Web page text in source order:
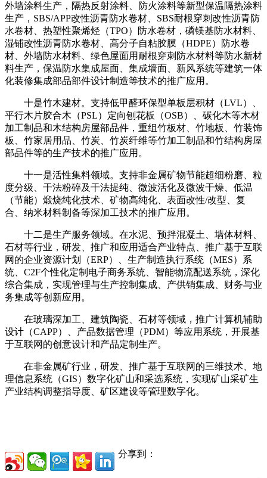
外墙涂料生产，隔热反射涂料、防火涂料等新型保温隔热涂料
生产，SBS/APP改性沥青防水卷材、SBS耐根穿刺改性沥青防
水卷材、热塑性聚烯烃（TPO）防水卷材，磷镁基防水材料、
湿铺改性沥青防水卷材、高分子自粘胶膜（HDPE）防水卷
材、外墙防水材料、绿色屋面用耐根穿刺防水材料等防水新材
料生产，保温防水集成屋面、集成墙面、新风系统等建筑一体
化装修集成部品部件设计制造等技术的推广应用。
十是竹木建材。支持低甲醛环保型单板层积材（LVL）、
平行木片胶合木（PSL）定向刨花板（OSB）、碳化木等木材
加工制品和木结构房屋部品件，重组竹板材、竹地板、竹装饰
板、竹家居用品、竹炭、竹炭纤维等竹加工制品和竹结构房屋
部品件等的生产技术的推广应用。
十一是活性集料领域。支持非金属矿物节能超细粉磨、粒
度分级、干法粉碎及干法提纯、微波活化及微波干燥、低温
（节能）煅烧纯化技术、矿物高纯化、表面改性/改型、复
合、纳米材料制备等深加工技术的推广应用。
十二是生产服务领域。在水泥、预拌混凝土、墙体材料、
石材等行业，研发、推广和应用适合产业特点、推广基于互联
网的企业资源计划（ERP）、生产制造执行系统（MES）系
统、C2F个性化定制电子商务系统、智能物流配送系统，深化
综合集成，实现管理与生产控制集成、产供销集成、财务与业
务集成等创新应用。
在玻璃深加工、建筑陶瓷、石材等领域，推广计算机辅助
设计（CAPP）、产品数据管理（PDM）等应用系统，开展基
于互联网的创意设计和产品定制生产。
在非金属矿行业，研发、推广基于互联网的三维技术、地
理信息系统（GIS）数字化矿山和采选系统，实现矿山采矿生
产业结构调整指导度、矿区建设等管理数字化。
分享到：